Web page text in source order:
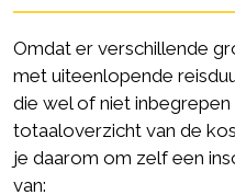
Omdat er verschillende
met uiteenlopende
die wel of niet inbegrepen
totaaloverzicht van de
je daarom om zelf een
van: